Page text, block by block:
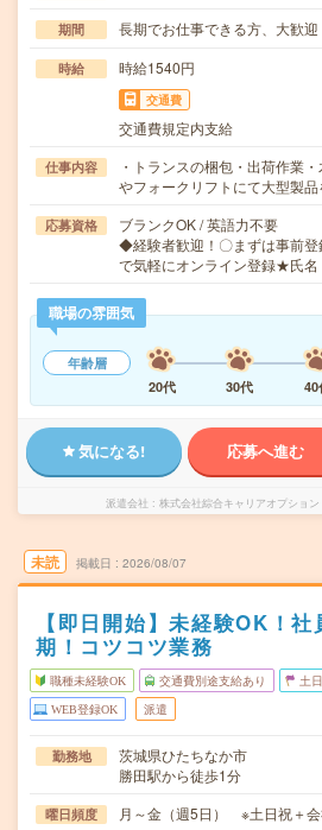
期間 長期でお仕事できる方、大歓迎
時給 時給1540円
交通費
交通費規定内支給
仕事内容
・トランスの梱包・出荷作業
やフォークリフトにて大型製
応募資格
ブランクOK / 英語力不要
◆経験者歓迎！〇まずは事前
で気軽にオンライン登録★氏
職場の雰囲気
年齢層
20代
30代 40
気になる! 応募へ進む
派遣会社 株式会社綜合キャリアオプショ
未読 掲載日 2026/08/07
【即日開始】未経験OK！
期！コツコツ業務
職種未経験OK 交通費別途支給あり 土
WEB登録OK 派遣
勤務地
茨城県ひたちなか市
勝田駅から徒歩1分
曜日頻度 月～金（週5日） ※土日祝＋会